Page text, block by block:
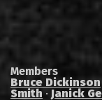
Members
Bruce Dickinson
Smith · Janick